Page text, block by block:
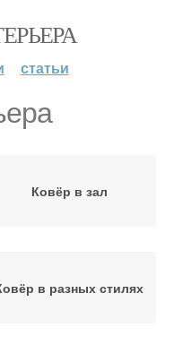
статьи
Ковёр в зал
в разных стилях